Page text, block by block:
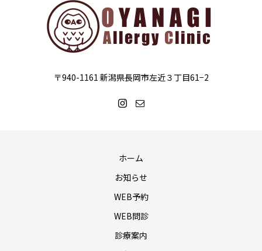
〒940-1161 新潟県長岡市左近３丁目61−2
ホーム
お知らせ
WEB予約
WEB問診
診療案内